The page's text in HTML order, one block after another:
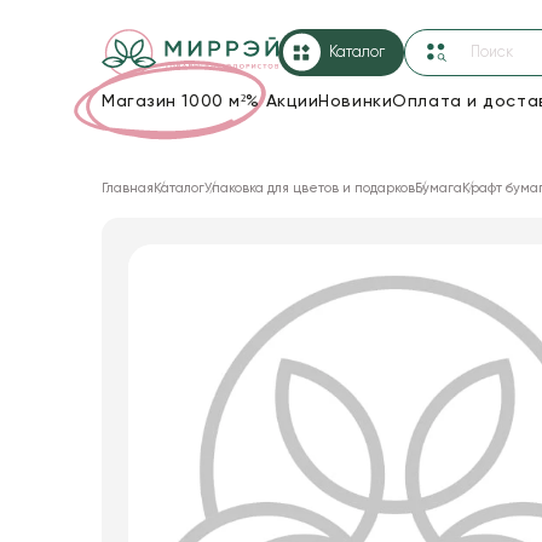
Каталог
Магазин 1000 м²%Акции НовинкиОплата и
Декор для дома
Товары для флористов
Главная КаталогУпаковка для цветов и подарковБумага Крафт